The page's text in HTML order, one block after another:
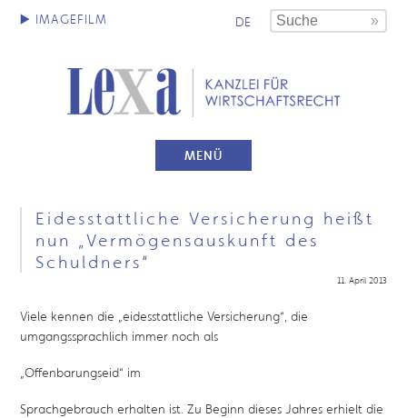
DE
MENÜ
Eidesstattliche Versicherung heißt
nun „Vermögensauskunft des
Schuldners“
11. April 2013
Viele kennen die „eidesstattliche Versicherung“, die
umgangssprachlich immer noch als
„Offenbarungseid“ im
Sprachgebrauch erhalten ist. Zu Beginn dieses Jahres erhielt die